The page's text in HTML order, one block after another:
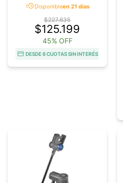
acuteDisponibleen 21 días
$227.635
$125.199
45% OFF
DESDE 6 CUOTAS SIN INTERÉS